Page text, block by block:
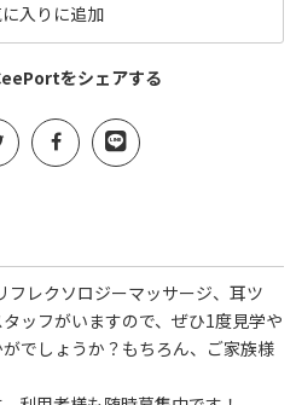
入りに追加
をシェアする
レクソロジーマッサージ、耳ツ
ッフがいますので、ぜひ1度見学や
でしょうか？もちろん、ご家族様